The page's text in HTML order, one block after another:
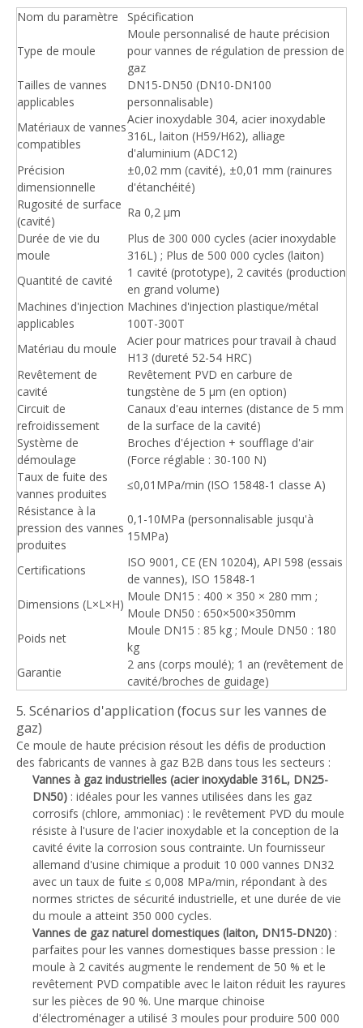
Nom du paramètre Spécification
Type de moule
Moule personnalisé de haute précision
pour vannes de régulation de pression de
gaz
Tailles de vannes
applicables
DN15-DN50 (DN10-DN100
personnalisable)
Matériaux de vannes
compatibles
Acier inoxydable 304, acier inoxydable
316L, laiton (H59/H62), alliage
d'aluminium (ADC12)
Précision
dimensionnelle
±0,02 mm (cavité), ±0,01 mm (rainures
d'étanchéité)
Rugosité de surface
(cavité)
Ra 0,2 μm
Durée de vie du
moule
Plus de 300 000 cycles (acier inoxydable
316L) ; Plus de 500 000 cycles (laiton)
Quantité de cavité
1 cavité (prototype), 2 cavités (production
en grand volume)
Machines d'injection
applicables
Machines d'injection plastique/métal
100T-300T
Matériau du moule
Acier pour matrices pour travail à chaud
H13 (dureté 52-54 HRC)
Revêtement de
cavité
Revêtement PVD en carbure de
tungstène de 5 μm (en option)
Circuit de
refroidissement
Canaux d'eau internes (distance de 5 mm
de la surface de la cavité)
Système de
démoulage
Broches d'éjection + soufflage d'air
(Force réglable : 30-100 N)
Taux de fuite des
vannes produites
≤0,01MPa/min (ISO 15848-1 classe A)
Résistance à la
pression des vannes
produites
0,1-10MPa (personnalisable jusqu'à
15MPa)
Certifications
ISO 9001, CE (EN 10204), API 598 (essais
de vannes), ISO 15848-1
Dimensions (L×L×H)
Moule DN15 : 400 × 350 × 280 mm ;
Moule DN50 : 650×500×350mm
Poids net
Moule DN15 : 85 kg ; Moule DN50 : 180
kg
Garantie
2 ans (corps moulé); 1 an (revêtement de
cavité/broches de guidage)
5. Scénarios d'application (focus sur les vannes de
gaz)
Ce moule de haute précision résout les défis de production
des fabricants de vannes à gaz B2B dans tous les secteurs :
Vannes à gaz industrielles (acier inoxydable 316L, DN25-
DN50) : idéales pour les vannes utilisées dans les gaz
corrosifs (chlore, ammoniac) : le revêtement PVD du moule
résiste à l'usure de l'acier inoxydable et la conception de la
cavité évite la corrosion sous contrainte. Un fournisseur
allemand d'usine chimique a produit 10 000 vannes DN32
avec un taux de fuite ≤ 0,008 MPa/min, répondant à des
normes strictes de sécurité industrielle, et une durée de vie
du moule a atteint 350 000 cycles.
Vannes de gaz naturel domestiques (laiton, DN15-DN20) :
parfaites pour les vannes domestiques basse pression : le
moule à 2 cavités augmente le rendement de 50 % et le
revêtement PVD compatible avec le laiton réduit les rayures
sur les pièces de 90 %. Une marque chinoise
d'électroménager a utilisé 3 moules pour produire 500 000